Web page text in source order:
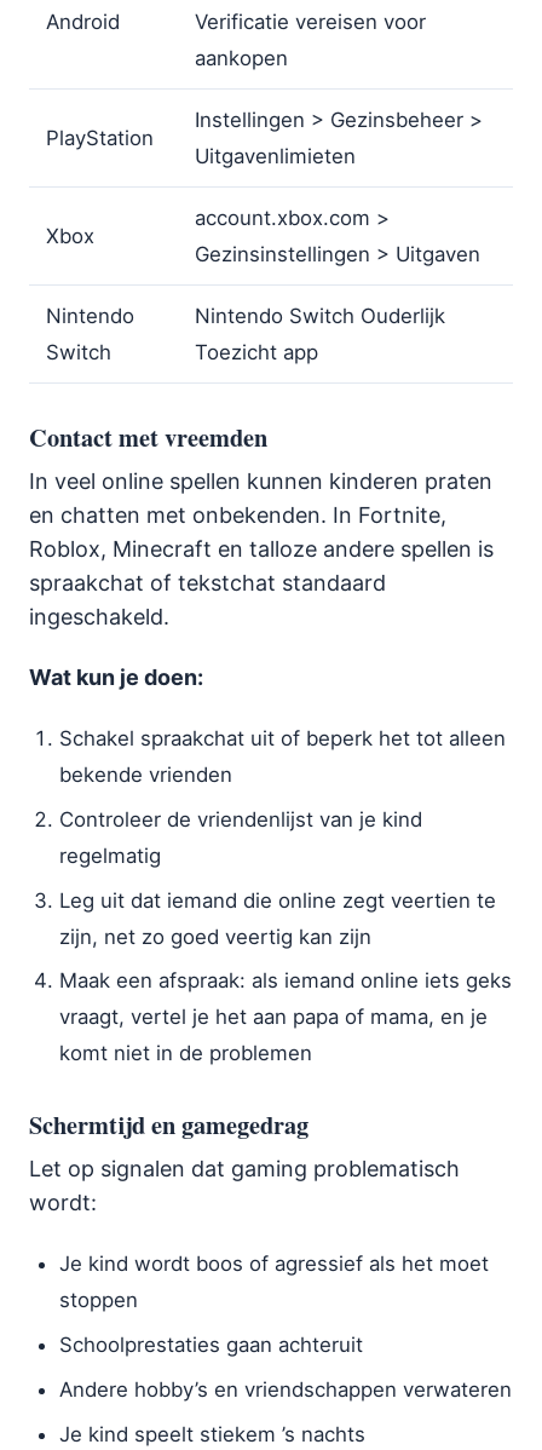
Android
Verificatie vereisen voor
aankopen
PlayStation
Instellingen > Gezinsbeheer >
Uitgavenlimieten
Xbox
account.xbox.com >
Gezinsinstellingen > Uitgaven
Nintendo
Switch
Nintendo Switch Ouderlijk
Toezicht app
Contact met vreemden
In veel online spellen kunnen kinderen praten
en chatten met onbekenden. In Fortnite,
Roblox, Minecraft en talloze andere spellen is
spraakchat of tekstchat standaard
ingeschakeld.
Wat kun je doen:
Schakel spraakchat uit of beperk het tot alleen
bekende vrienden
Controleer de vriendenlijst van je kind
regelmatig
Leg uit dat iemand die online zegt veertien te
zijn, net zo goed veertig kan zijn
Maak een afspraak: als iemand online iets geks
vraagt, vertel je het aan papa of mama, en je
komt niet in de problemen
Schermtijd en gamegedrag
Let op signalen dat gaming problematisch
wordt:
Je kind wordt boos of agressief als het moet
stoppen
Schoolprestaties gaan achteruit
Andere hobby’s en vriendschappen verwateren
Je kind speelt stiekem ’s nachts